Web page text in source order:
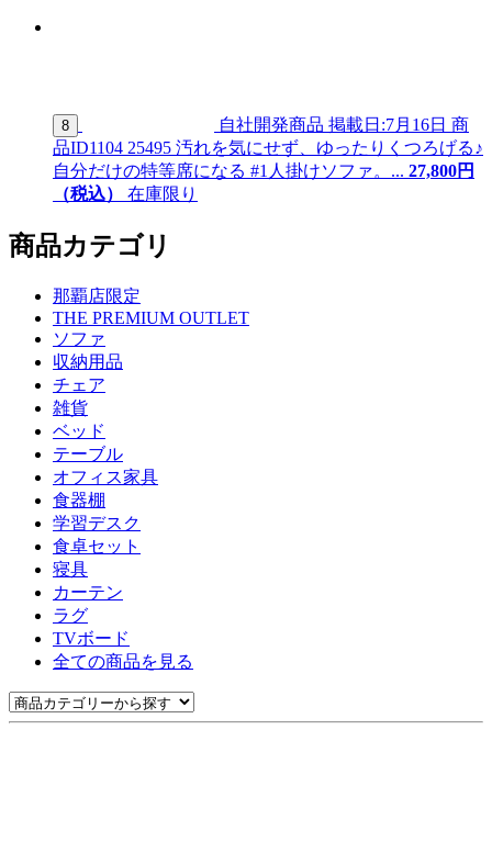
8 自社開発商品 掲載日:7月16日 商
品ID1104 25495 汚れを気にせず、ゆったりくつろげる♪
自分だけの特等席になる #1人掛けソファ。... 27,800円
（税込）
在庫限り
商品カテゴリ
那覇店限定
THE PREMIUM OUTLET
ソファ
収納用品
チェア
雑貨
ベッド
テーブル
オフィス家具
食器棚
学習デスク
食卓セット
寝具
カーテン
ラグ
TVボード
全ての商品を見る